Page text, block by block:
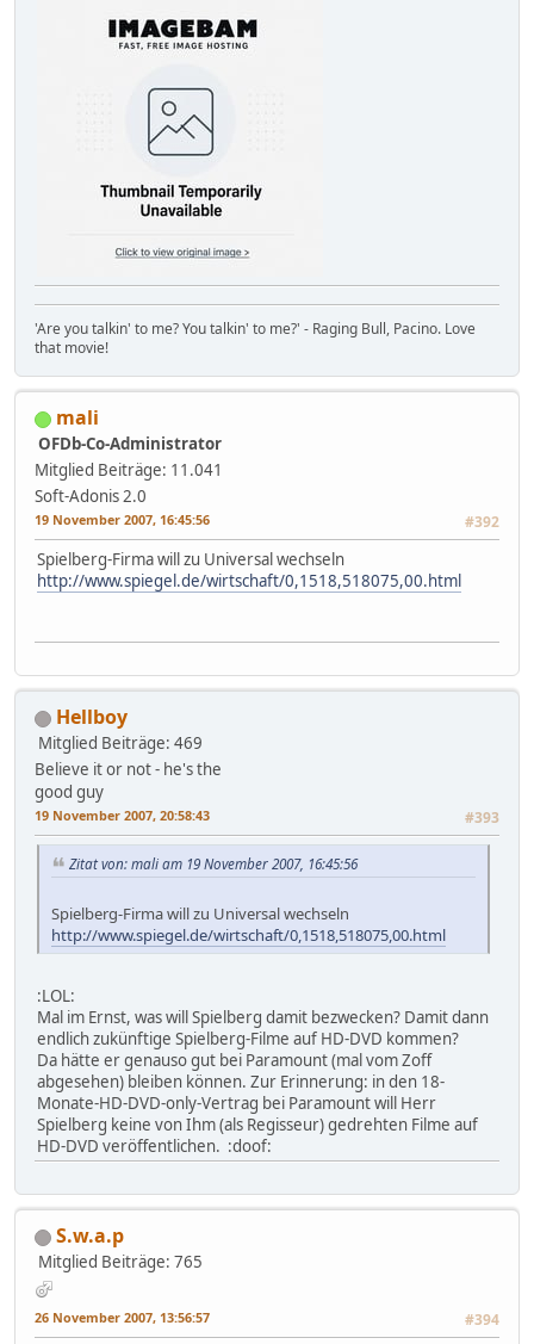
'Are you talkin' to me? You talkin' to me?' - Raging Bull, Pacino. Love
that movie!
mali
OFDb-Co-Administrator
Mitglied Beiträge: 11.041
Soft-Adonis 2.0
19 November 2007, 16:45:56 #392
Spielberg-Firma will zu Universal wechseln
http://www.spiegel.de/wirtschaft/0,1518,518075,00.html
Hellboy
Mitglied Beiträge: 469
Believe it or not - he's the
good guy
19 November 2007, 20:58:43 #393
Zitat von: mali am 19 November 2007, 16:45:56
Spielberg-Firma will zu Universal wechseln
http://www.spiegel.de/wirtschaft/0,1518,518075,00.html
:LOL:
Mal im Ernst, was will Spielberg damit bezwecken? Damit dann
endlich zukünftige Spielberg-Filme auf HD-DVD kommen?
Da hätte er genauso gut bei Paramount (mal vom Zoff
abgesehen) bleiben können. Zur Erinnerung: in den 18-
Monate-HD-DVD-only-Vertrag bei Paramount will Herr
Spielberg keine von Ihm (als Regisseur) gedrehten Filme auf
HD-DVD veröffentlichen. :doof:
S.w.a.p
Mitglied Beiträge: 765
26 November 2007, 13:56:57 #394